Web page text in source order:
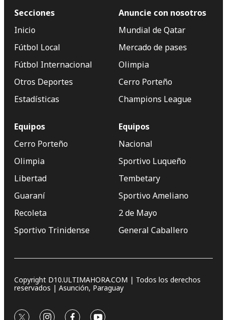
Secciones
Inicio
Fútbol Local
Fútbol Internacional
Otros Deportes
Estadísticas
Anuncie con nosotros
Mundial de Qatar
Mercado de pases
Olimpia
Cerro Porteño
Champions League
Equipos
Cerro Porteño
Olimpia
Libertad
Guaraní
Recoleta
Sportivo Trinidense
Equipos
Nacional
Sportivo Luqueño
Tembetary
Sportivo Ameliano
2 de Mayo
General Caballero
Copyright D10.ULTIMAHORA.COM | Todos los derechos
reservados | Asunción, Paraguay